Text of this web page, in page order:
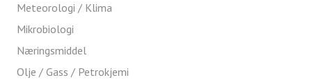
Meteorologi / Klima
Mikrobiologi
Næringsmiddel
Olje / Gass / Petrokjemi